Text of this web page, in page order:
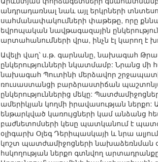
անդրադառնալ նաև այլ երկրների
սահմանափակումների փաթեթը, որը
եվրոպական նավթագազային
արտահանումների վրա, ինչն էլ կարող է
Ավելի վաղ՝ ս.թ. գարնանը, նախագահ
ընկերությունների նկատմամբ: Նրանց
նախագահ Պուտինի մերձավոր
ռուսաստանցի բարձրաստիճան
ընկերություններից մեկը:
ամերիկյան կողմի իրավասության ներքո:
ենթարկված կառույցների կամ անձանց
բաժնետոմսերի կեսը պատկանում է
օլիգարխ Օլեգ Դերիպասկայի և նրա
կոշտ պատժամիջոցների նախաձեռնման
հսկողության ներքո գտնվող